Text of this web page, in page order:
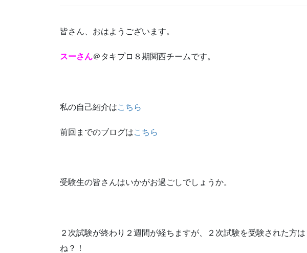
皆さん、おはようございます。
スーさん＠タキプロ８期関西チームです。
私の自己紹介はこちら
前回までのブログはこちら
受験生の皆さんはいかがお過ごしでしょうか。
２次試験が終わり２週間が経ちますが、２次試験を受験された方
ね？！